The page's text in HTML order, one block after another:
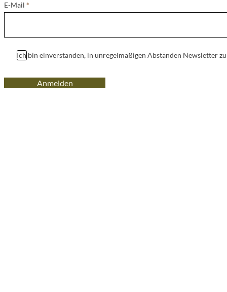
E-Mail *
Ich bin einverstanden, in unregelmäßigen Abständen Newsletter
Anmelden